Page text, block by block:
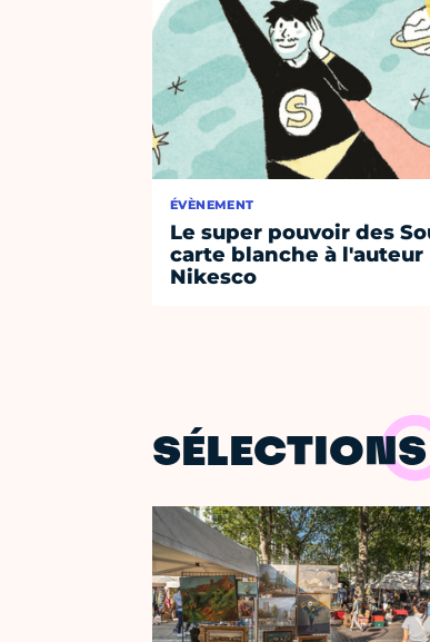
ÉVÈNEMENT
Le super pouvoir des
carte blanche à l'auteur
Nikesco
SÉLECTIONS